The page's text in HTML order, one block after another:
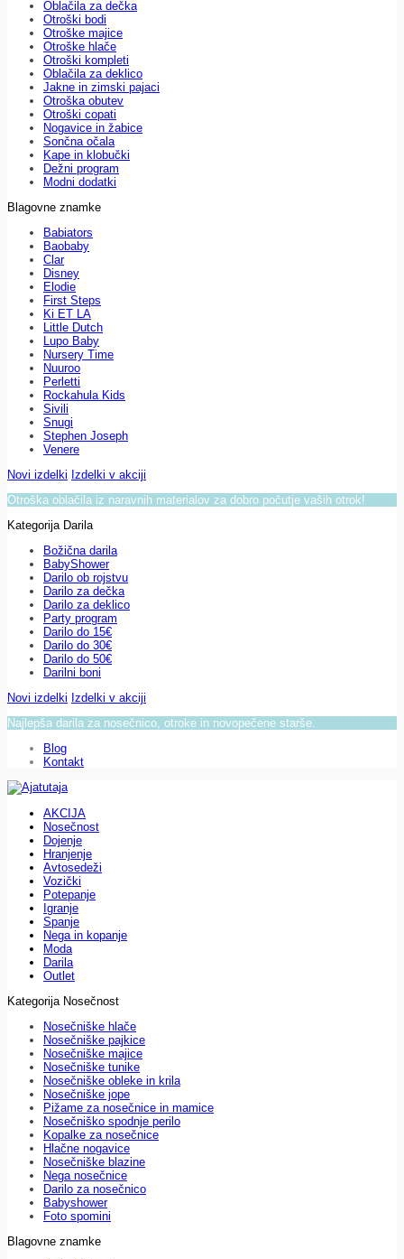
Oblačila za dečka
Otroški bodi
Otroške majice
Otroške hlače
Otroški kompleti
Oblačila za deklico
Jakne in zimski pajaci
Otroška obutev
Otroški copati
Nogavice in žabice
Sončna očala
Kape in klobučki
Dežni program
Modni dodatki
Blagovne znamke
Babiators
Baobaby
Clar
Disney
Elodie
First Steps
Ki ET LA
Little Dutch
Lupo Baby
Nursery Time
Nuuroo
Perletti
Rockahula Kids
Sivili
Snugi
Stephen Joseph
Venere
Novi izdelki Izdelki v akciji
Otroška oblačila iz naravnih materialov za dobro počutje vaših otrok!
Kategorija Darila
Božična darila
BabyShower
Darilo ob rojstvu
Darilo za dečka
Darilo za deklico
Party program
Darilo do 15€
Darilo do 30€
Darilo do 50€
Darilni boni
Novi izdelki Izdelki v akciji
Najlepša darila za nosečnico, otroke in novopečene starše.
Blog
Kontakt
AKCIJA
Nosečnost
Dojenje
Hranjenje
Avtosedeži
Vozički
Potepanje
Igranje
Spanje
Nega in kopanje
Moda
Darila
Outlet
Kategorija Nosečnost
Nosečniške hlače
Nosečniške pajkice
Nosečniške majice
Nosečniške tunike
Nosečniške obleke in krila
Nosečniške jope
Pižame za nosečnice in mamice
Nosečniško spodnje perilo
Kopalke za nosečnice
Hlačne nogavice
Nosečniške blazine
Nega nosečnice
Darilo za nosečnico
Babyshower
Foto spomini
Blagovne znamke